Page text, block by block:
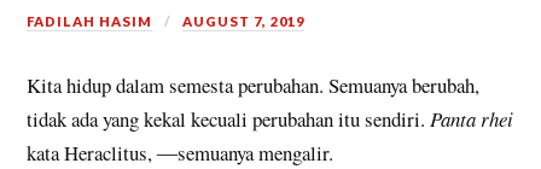
FADILAH HASIM AUGUST 7, 2019
Kita hidup dalam semesta perubahan. Semuanya berubah,
tidak ada yang kekal kecuali perubahan itu sendiri.Panta rhei
kata Heraclitus, ―semuanya mengalir.